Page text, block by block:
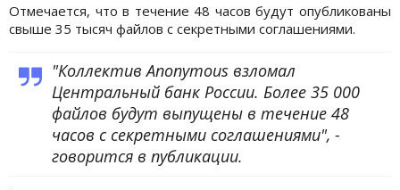
Отмечается, что в течение 48 часов будут опубликованы
свыше 35 тысяч файлов с секретными соглашениями.
"Коллектив Anonymous взломал
Центральный банк России. Более 35 000
файлов будут выпущены в течение 48
часов с секретными соглашениями", -
говорится в публикации.